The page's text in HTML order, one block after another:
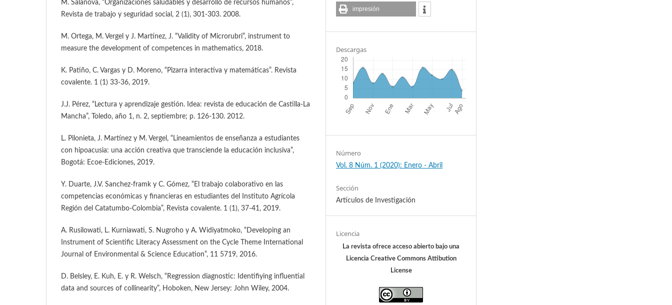
M. Salanova, “Organizaciones saludables y desarrollo de recursos humanos”,
Revista de trabajo y seguridad social, 2 (1), 301-303. 2008.
M. Ortega, M. Vergel y J. Martínez, J. “Validity of Microrubri”, instrument to
measure the development of competences in mathematics, 2018.
K. Patiño, C. Vargas y D. Moreno, “Pizarra interactiva y matemáticas”. Revista
covalente. 1 (1) 33-36, 2019.
J.J. Pérez, “Lectura y aprendizaje gestión. Idea: revista de educación de Castilla-La
Mancha”, Toledo, año 1, n. 2, septiembre; p. 126-130. 2012.
L. Pilonieta, J. Martínez y M. Vergel, “Lineamientos de enseñanza a estudiantes
con hipoacusia: una acción creativa que transciende la educación inclusiva”,
Bogotá: Ecoe-Ediciones, 2019.
Y. Duarte, J.V. Sanchez-framk y C. Gómez, “El trabajo colaborativo en las
competencias económicas y financieras en estudiantes del Instituto Agrícola
Región del Catatumbo-Colombia”, Revista covalente. 1 (1), 37-41, 2019.
A. Rusilowati, L. Kurniawati, S. Nugroho y A. Widiyatmoko, “Developing an
Instrument of Scientific Literacy Assessment on the Cycle Theme International
Journal of Environmental & Science Education”, 11 5719, 2016.
D. Belsley, E. Kuh, E. y R. Welsch, “Regression diagnostic: Identifiying influential
data and sources of collinearity”, Hoboken, New Jersey: John Wiley, 2004.
impresión
Descargas
Número
Vol. 8 Núm. 1 (2020): Enero - Abril
Sección
Artículos de Investigación
Licencia
La revista ofrece acceso abierto bajo una
Licencia Creative Commons Attibution
License